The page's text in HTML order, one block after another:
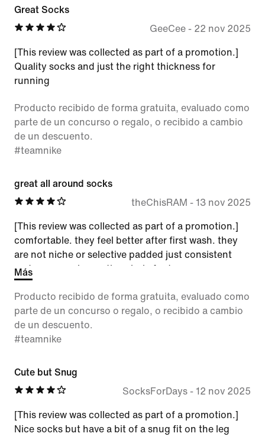
Great Socks
GeeCee- 22 nov 2025
[This review was collected as part of a promotion.]
Quality socks and just the right thickness for
running
Producto recibido de forma gratuita, evaluado como
parte de un concurso o regalo, o recibido a cambio
de un descuento.
#teamnike
great all around socks
theChisRAM - 13 nov 2025
[This review was collected as part of a promotion.]
comfortable. they feel better after first wash. they
are not niche or selective padded just consistent
and compressive on the whole foot.
Más
Producto recibido de forma gratuita, evaluado como
parte de un concurso o regalo, o recibido a cambio
de un descuento.
#teamnike
Cute but Snug
SocksForDays- 12 nov 2025
[This review was collected as part of a promotion.]
Nice socks but have a bit of a snug fit on the leg